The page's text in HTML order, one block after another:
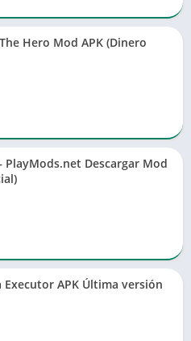
Hero Mod APK (Dinero
PlayMods.net Descargar Mod
Executor APK Última versión